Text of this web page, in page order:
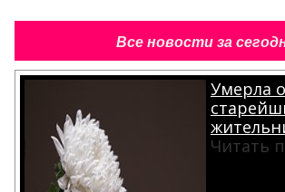
Все новости за
Умерла
Читать